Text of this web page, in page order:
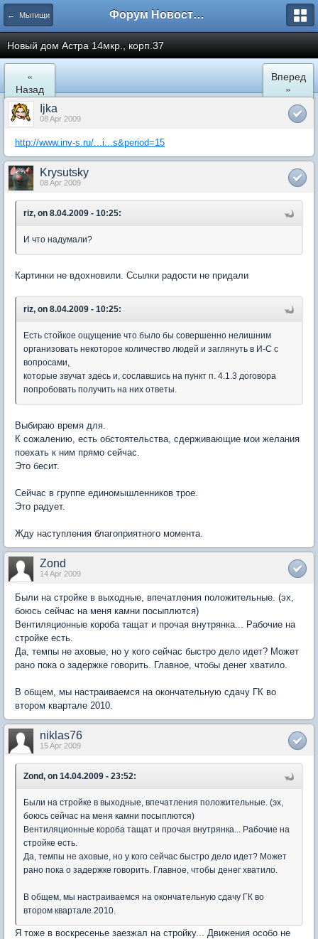
← Мытищи Форум Новостройки
Новый дом Астра 14мкр., корп.37
«
Назад
Вперед
»
Ijka
08 Apr 2009
http://www.inv-s.ru/...i...s&period=15
Krysutsky
08 Apr 2009
riz, on 8.04.2009 - 10:25:
И что надумали?
Картинки не вдохновили. Ссылки радости не придали
riz, on 8.04.2009 - 10:25:
Есть стойкое ощущение что было бы совершенно нелишним
организовать некоторое количество людей и заглянуть в И-С с
вопросами,
которые звучат здесь и, сославшись на пункт п. 4.1.3 договора
попробовать получить на них ответы.
Выбираю время для.
К сожалению, есть обстоятельства, сдерживающие мои желания
поехать к ним прямо сейчас.
Это бесит.
Сейчас в группе единомышленников трое.
Это радует.
Жду наступления благоприятного момента.
Zond
14 Apr 2009
Были на стройке в выходные, впечатления положительные. (эх,
боюсь сейчас на меня камни посыплются)
Вентиляционные короба тащат и прочая внутрянка... Рабочие на
стройке есть.
Да, темпы не аховые, но у кого сейчас быстро дело идет? Может
рано пока о задержке говорить. Главное, чтобы денег хватило.
В общем, мы настраиваемся на окончательную сдачу ГК во
втором квартале 2010.
niklas76
15 Apr 2009
Zond, on 14.04.2009 - 23:52:
Были на стройке в выходные, впечатления положительные. (эх,
боюсь сейчас на меня камни посыплются)
Вентиляционные короба тащат и прочая внутрянка... Рабочие на
стройке есть.
Да, темпы не аховые, но у кого сейчас быстро дело идет? Может
рано пока о задержке говорить. Главное, чтобы денег хватило.
В общем, мы настраиваемся на окончательную сдачу ГК во
втором квартале 2010.
Я тоже в воскресенье заезжал на стройку... Движения особо не